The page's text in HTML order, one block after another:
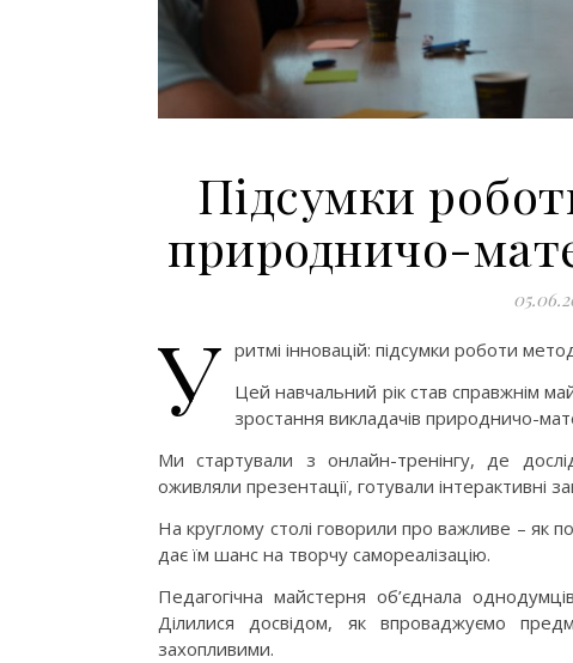
Підсумки
природничо-
У ритмі інновацій: підсумки роботи
Цей навчальний рік став справжнім
зростання викладачів природничо-
Ми стартували з онлайн-тренінгу, де
оживляли презентації, готували інтерактивні
На круглому столі говорили про важливе – як
дає їм шанс на творчу самореалізацію.
Педагогічна майстерня об’єднала
Ділилися досвідом, як впроваджуємо
захопливими.